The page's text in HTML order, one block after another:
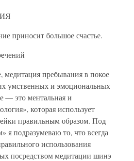
приносит большое счастье.
медитация пребывания в покое
умственных и эмоциональных
— это ментальная и
которая использует
правильным образом. Под
я подразумеваю то, что всегда
использования
посредством медитации шинэ